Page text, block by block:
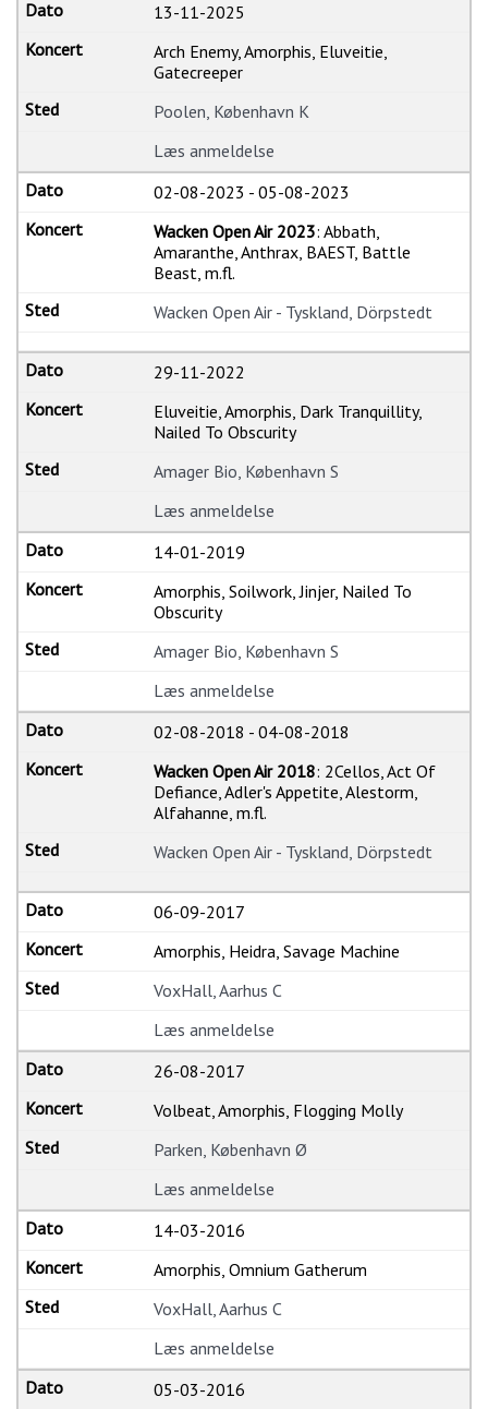
13-11-2025
Arch Enemy, Amorphis, Eluveitie,
Gatecreeper
Poolen, København K
Læs anmeldelse
02-08-2023 -05-08-2023
Wacken Open Air 2023: Abbath,
Amaranthe, Anthrax, BAEST, Battle
Beast, m.fl.
Wacken Open Air - Tyskland, Dörpstedt
29-11-2022
Eluveitie, Amorphis, Dark Tranquillity,
Nailed To Obscurity
Amager Bio, København S
Læs anmeldelse
14-01-2019
Amorphis, Soilwork, Jinjer, Nailed To
Obscurity
Amager Bio, København S
Læs anmeldelse
02-08-2018 -04-08-2018
Wacken Open Air 2018: 2Cellos, Act Of
Defiance, Adler's Appetite, Alestorm,
Alfahanne, m.fl.
Wacken Open Air - Tyskland, Dörpstedt
06-09-2017
Amorphis, Heidra, Savage Machine
VoxHall, Aarhus C
Læs anmeldelse
26-08-2017
Volbeat, Amorphis, Flogging Molly
Parken, København Ø
Læs anmeldelse
14-03-2016
Amorphis, Omnium Gatherum
VoxHall, Aarhus C
Læs anmeldelse
05-03-2016